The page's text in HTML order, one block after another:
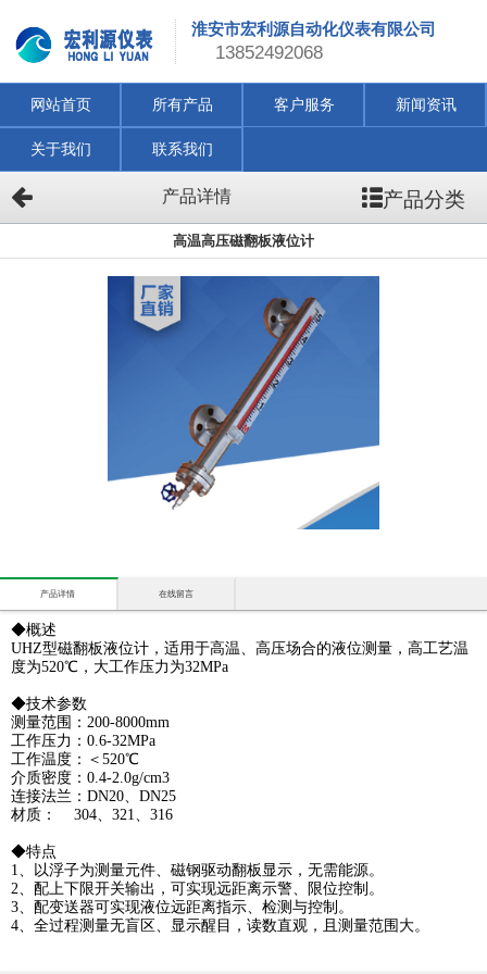
淮安市宏利源自动化仪表有限公司
13852492068
网站首页 所有产品 客户服务 新闻资讯
关于我们 联系我们
产品详情 产品分类
高温高压磁翻板液位计
产品详情 在线留言
◆概述
UHZ型磁翻板液位计，适用于高温、高压场合的液位测量，高工艺温
度为520℃，大工作压力为32MPa
◆技术参数
测量范围：200-8000mm
工作压力：0.6-32MPa
工作温度：＜520℃
介质密度：0.4-2.0g/cm3
连接法兰：DN20、DN25
材质： 304、321、316
◆特点
1、以浮子为测量元件、磁钢驱动翻板显示，无需能源。
2、配上下限开关输出，可实现远距离示警、限位控制。
3、配变送器可实现液位远距离指示、检测与控制。
4、全过程测量无盲区、显示醒目，读数直观，且测量范围大。